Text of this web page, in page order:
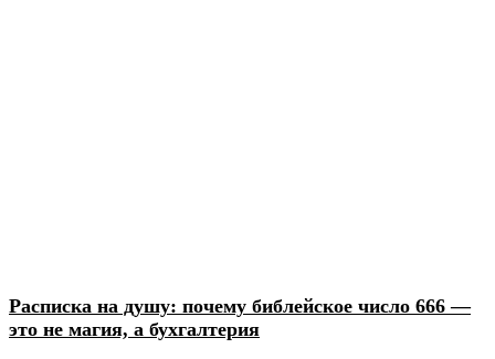
Расписка на душу: почему библейское число 666 —
это не магия, а бухгалтерия